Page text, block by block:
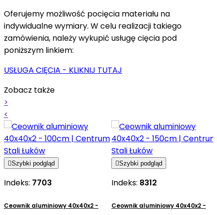
Oferujemy możliwość pocięcia materiału na
indywidualne wymiary. W celu realizacji takiego
zamówienia, należy wykupić usługę cięcia pod
poniższym linkiem:
USŁUGA CIĘCIA - KLIKNIJ TUTAJ
Zobacz także
>
<
Szybki podgląd
Indeks: 7703
Ceownik aluminiowy 40x40x2 -
Szybki podgląd
Indeks: 8312
Ceownik aluminiowy 40x40x2 -